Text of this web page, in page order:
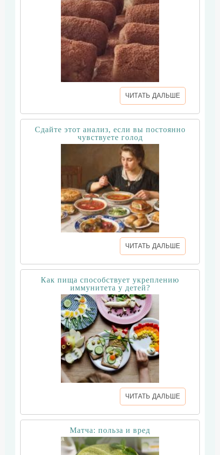
ЧИТАТЬ ДАЛЬШЕ
Сдайте этот анализ, если вы постоянно
чувствуете голод
ЧИТАТЬ ДАЛЬШЕ
Как пища способствует укреплению
иммунитета у детей?
ЧИТАТЬ ДАЛЬШЕ
Матча: польза и вред